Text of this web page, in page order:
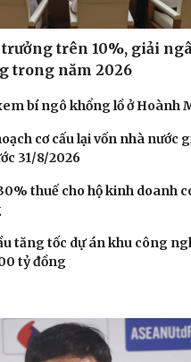
Câu chuyện thời
Đọc truyện đêm
Cửa sổ tình yêu
trưởng trên 10%, giải
trong năm 2026
bí ngô khổng lồ ở Hoành
cơ cấu lại vốn nhà nước
31/8/2026
thuế cho hộ kinh doanh
tăng tốc dự án khu công
tỷ đồng